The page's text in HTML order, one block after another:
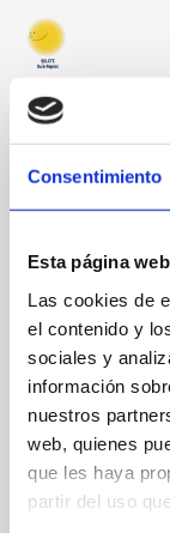
Consentimiento
Esta página
Las cookies de
el contenido y
sociales y
información
nuestros
web, quienes
que les haya
partir del uso
C/ Ramón y
96 5298384